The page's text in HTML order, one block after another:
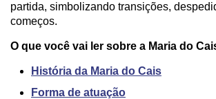
partida, simbolizando transições,
começos.
O que você vai ler sobre a Maria do
História da Maria do Cais
Forma de atuação